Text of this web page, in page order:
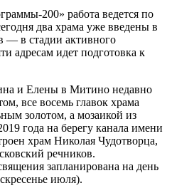
200» работа ведется по
два храма уже введены в
— в стадии активного
адресам идет подготовка к
и Елены в Митино недавно
все восемь главок храма
золотом, а мозаикой из
года на берегу канала имени
храм Николая Чудотворца,
речников.
запланирована на день
июля).